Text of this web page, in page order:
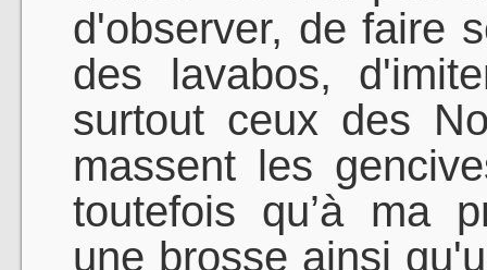
d'observer, de faire
des lavabos,
surtout ceux des
massent les
toutefois qu’à ma
une brosse ainsi